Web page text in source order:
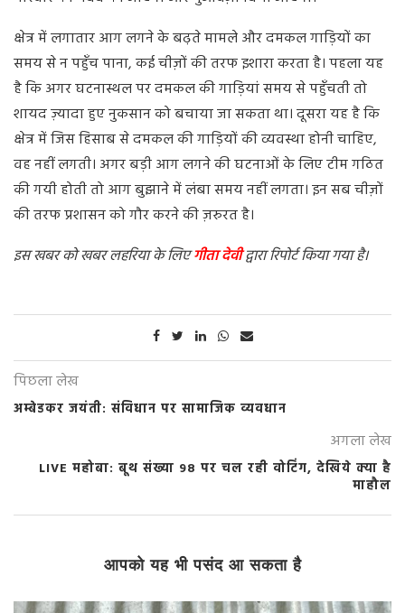
क्षेत्रमेंलगातारआगलगनेकेबढ़तेमामलेऔरदमकलगाड़ियोंका
समयसेनपहुँचपाना,कईचीज़ोंकीतरफइशाराकरताहै।पहलायह
हैकिअगरघटनास्थलपरदमकलकीगाड़ियांसमयसेपहुँचतीतो
शायदज़्यादाहुएनुकसानकोबचायाजासकताथा।दूसरायहहैकि
क्षेत्रमेंजिसहिसाबसेदमकलकीगाड़ियोंकीव्यवस्थाहोनीचाहिए,
वहनहींलगती। अगरबड़ीआगलगनेकीघटनाओंकेलिएटीमगठित
कीगयीहोतीतोआगबुझानेमेंलंबासमयनहींलगता।इनसबचीज़ों
कीतरफप्रशासनकोगौरकरनेकीज़रुरतहै।
इस खबर को खबर लहरिया के लिएगीता देवीद्वारा रिपोर्ट किया गया है।
पिछला लेख
अम्बेडकर जयंती: संविधान पर सामाजिक व्यवधान
अगला लेख
LIVE महोबा: बूथ संख्या 98 पर चल रही वोटिंग, देखिये क्या है
माहौल
आपको यह भी पसंद आ सकता है